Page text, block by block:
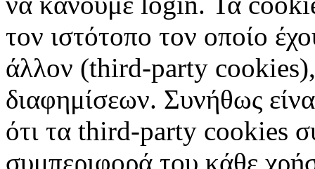
τον ιστότοπο τον οποίο
άλλον (third-party
διαφημίσεων. Συνήθως
ότι τα third-party cookies
συμπεριφορά του κάθε